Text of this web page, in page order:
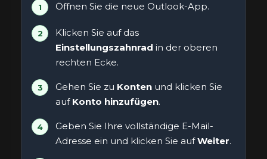
Öffnen Sie die neue Outlook-App.
Klicken Sie auf das
Einstellungszahnrad in der oberen
rechten Ecke.
Gehen Sie zu Konten und klicken Sie
auf Konto hinzufügen.
Geben Sie Ihre vollständige E-Mail-
Adresse ein und klicken Sie aufWeiter.